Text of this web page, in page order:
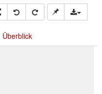
Überblick